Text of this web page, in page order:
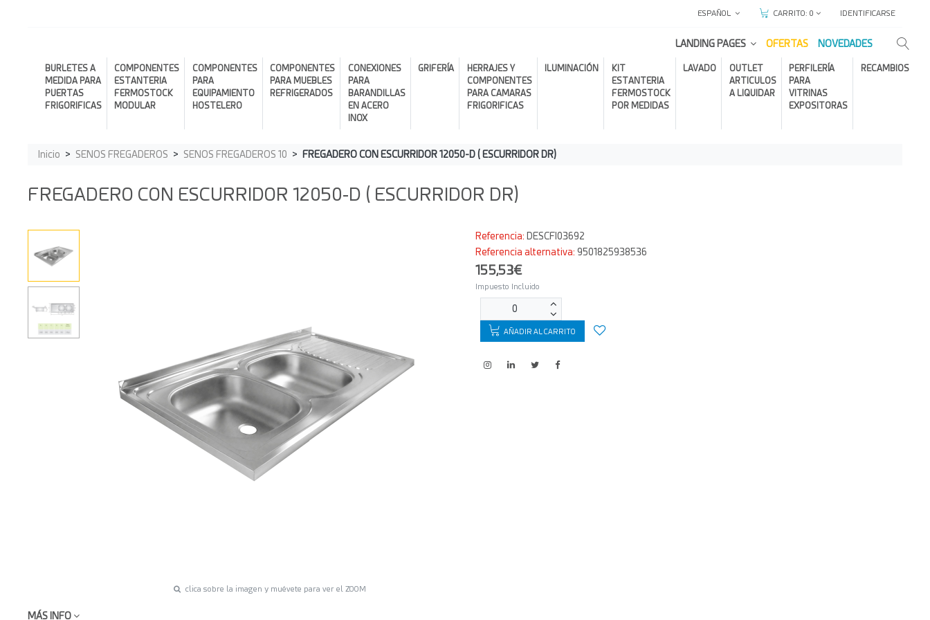
ESPAÑOL CARRITO: 0 IDENTIFICARSE
LANDING PAGES OFERTAS NOVEDADES
BURLETES A
MEDIDA PARA
PUERTAS
FRIGORIFICAS
COMPONENTES
ESTANTERIA
FERMOSTOCK
MODULAR
COMPONENTES
PARA
EQUIPAMIENTO
HOSTELERO
COMPONENTES
PARA MUEBLES
REFRIGERADOS
CONEXIONES
PARA
BARANDILLAS
EN ACERO
INOX
GRIFERÍA
HERRAJES Y
COMPONENTES
PARA CAMARAS
FRIGORIFICAS
ILUMINACIÓN
KIT
ESTANTERIA
FERMOSTOCK
POR MEDIDAS
LAVADO
OUTLET
ARTICULOS
A LIQUIDAR
PERFILERÍA
PARA
VITRINAS
EXPOSITORAS
RECAMBIOS
Inicio SENOS FREGADEROS SENOS FREGADEROS 10 FREGADERO CON ESCURRIDOR 12050-D ( ESCURRIDOR DR)
FREGADERO CON ESCURRIDOR 12050-D ( ESCURRIDOR DR)
clica sobre la imagen y muévete para ver el ZOOM
Referencia: DESCFI03692
Referencia alternativa: 9501825938536
155,53€
Impuesto Incluido
AÑADIR AL CARRITO
MÁS INFO